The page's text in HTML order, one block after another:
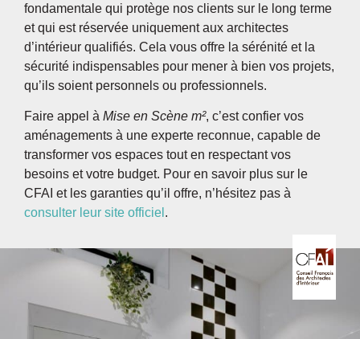
fondamentale qui protège nos clients sur le long terme
et qui est réservée uniquement aux architectes
d’intérieur qualifiés. Cela vous offre la sérénité et la
sécurité indispensables pour mener à bien vos projets,
qu’ils soient personnels ou professionnels.
Faire appel à Mise en Scène m², c’est confier vos
aménagements à une experte reconnue, capable de
transformer vos espaces tout en respectant vos
besoins et votre budget. Pour en savoir plus sur le
CFAI et les garanties qu’il offre, n’hésitez pas à
consulter leur site officiel .